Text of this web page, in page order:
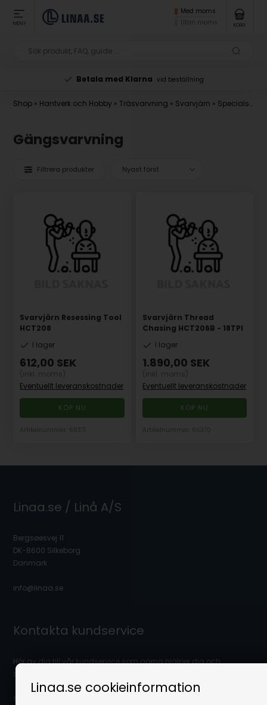
Linaa.se cookieinformation
MENY
Med moms
Utan moms
KORG
Betala med Klarna vid beställning
Shop » Hantverk och Hobby » Träsvarvning » Svarvjärn » Specialsvarvstål
Gängsvarvning
Filtrera produkter
Svarvjärn Resessing Tool
HCT208
I lager
612,00 SEK
Eventuellt leveranskostnader
Svarvjärn Thread
Chasing HCT206B - 18TPI
I lager
1.890,00 SEK
Eventuellt leveranskostnader
Linaa.se / Linå A/S
Bergsøesvej 11
DK-8600 Silkeborg
Danmark
info@linaa.se
Kontakta kundservice
Hör av dig till vår kundservice som gärna hjälper dig och
svarar på dina frågor.
Skicka ett mail på: